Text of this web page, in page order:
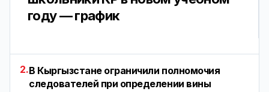
году — график
2.В Кыргызстане ограничили полномочия
следователей при определении вины